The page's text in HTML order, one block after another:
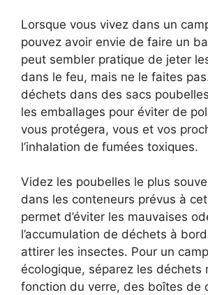
Lorsque vous vivez dans un
pouvez avoir envie de faire un
peut sembler pratique de jeter
dans le feu, mais ne le faites
déchets dans des sacs
les emballages pour éviter de
vous protégera, vous et vos
l’inhalation de fumées toxiques.
Videz les poubelles le plus
dans les conteneurs prévus à
permet d’éviter les mauvaises
l’accumulation de déchets à
attirer les insectes. Pour un
écologique, séparez les déchets
fonction du verre, des boîtes de